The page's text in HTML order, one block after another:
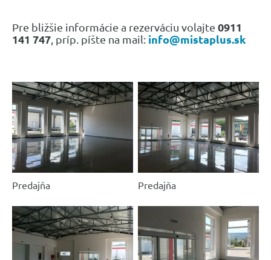
Pre bližšie informácie a rezerváciu volajte 0911
141 747 , príp. píšte na mail: info@mistaplus.sk
Predajňa Predajňa